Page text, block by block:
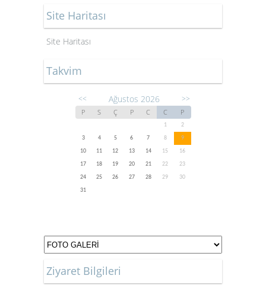
Site Haritası
Site Haritası
Takvim
<< Ağustos 2026 >>
P S Ç P C C P
1
2
3
4 5 6 7 8
9
10
11 12 13 14 15
16
17
18 19 20 21 22
23
24
25 26 27 28 29
30
31
Ziyaret Bilgileri